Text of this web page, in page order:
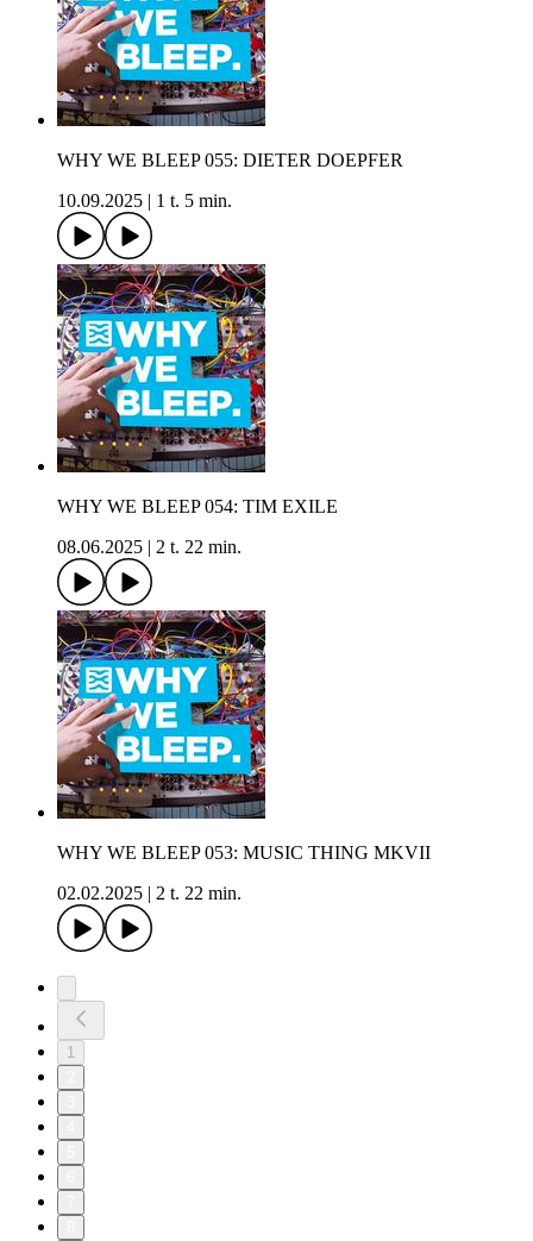
WHY WE BLEEP 055: DIETER DOEPFER
10.09.2025
1 t. 5 min.
WHY WE BLEEP 054: TIM EXILE
08.06.2025
2 t. 22 min.
WHY WE BLEEP 053: MUSIC THING MKVII
02.02.2025
2 t. 22 min.
1